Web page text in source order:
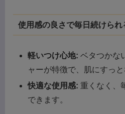
使用感の良さで毎日続けられ
軽いつけ心地: ベタつかな
ャーが特徴で、肌にすっと
快適な使用感: 重くなく、
できます。